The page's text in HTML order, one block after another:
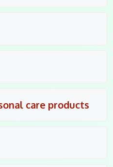
care products